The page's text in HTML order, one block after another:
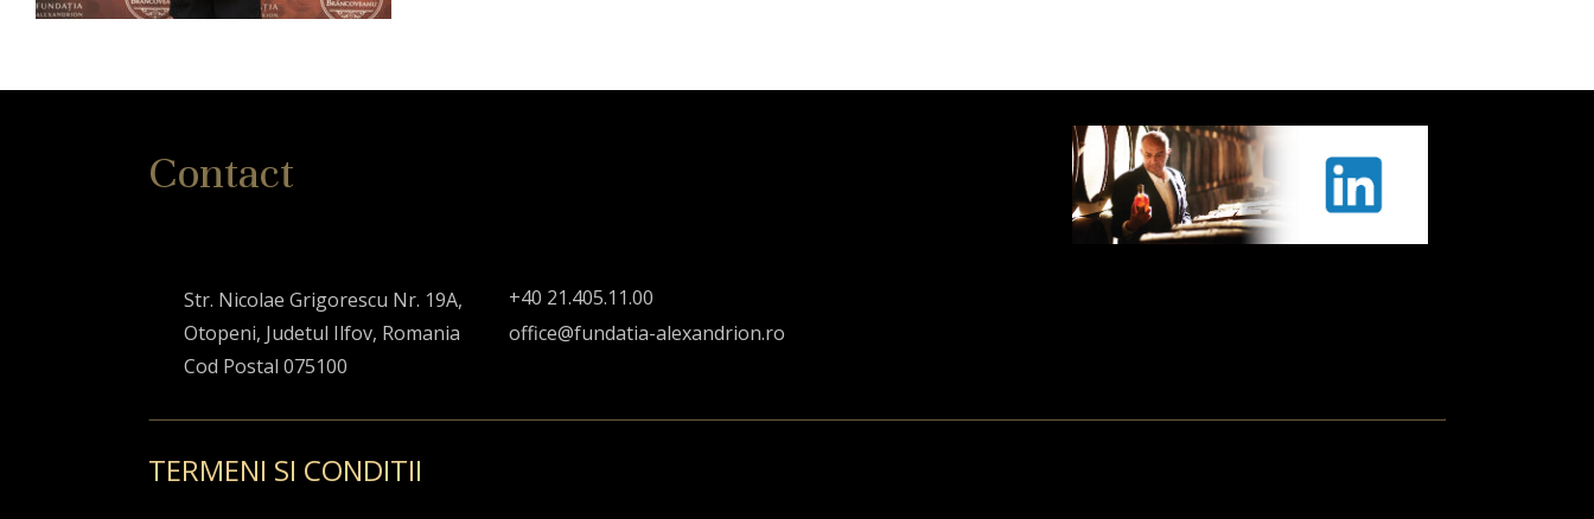
Contact
Str. Nicolae Grigorescu Nr. 19A,
Otopeni, Judetul Ilfov, Romania
Cod Postal 075100
+40 21.405.11.00
office@fundatia-alexandrion.ro
TERMENI SI CONDITII